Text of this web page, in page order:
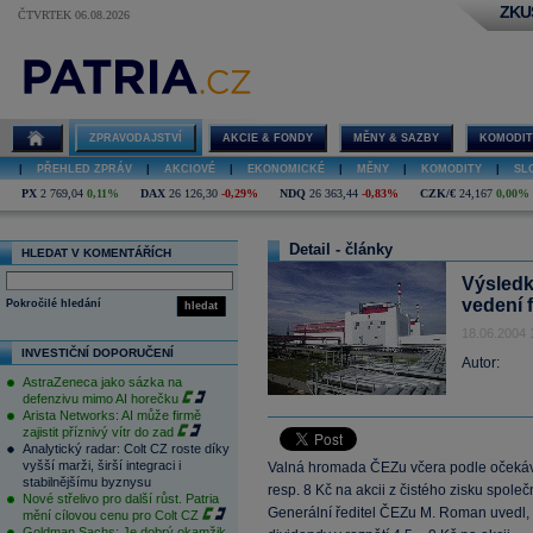
ČTVRTEK 06.08.2026
ZPRAVODAJSTVÍ AKCIE & FONDY MĚNY & SAZBY
PŘEHLED ZPRÁV AKCIOVÉ EKONOMICKÉ MĚNY KOMODITY
PX 2 769,04 0,11% DAX 26 126,30 -0,29% NDQ 26 363,44 -0,83% CZK/€ 24,167 0,00%
HLEDAT V KOMENTÁŘÍCH
hledat
Pokročilé hledání
INVESTIČNÍ DOPORUČENÍ
AstraZeneca jako sázka na
defenzivu mimo AI horečku
Arista Networks: AI může firmě
zajistit příznivý vítr do zad
Analytický radar: Colt CZ roste díky
vyšší marži, širší integraci i
stabilnějšímu byznysu
Nové střelivo pro další růst. Patria
mění cílovou cenu pro Colt CZ
Detail - články
vedení
18.06.2004
Autor:
Valná hromada ČEZu včera podle
resp. 8 Kč na akcii z čistého zisku
Generální ředitel ČEZu M. Roman